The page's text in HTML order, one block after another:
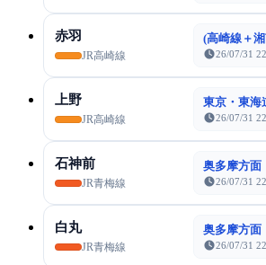
赤羽
JR高崎線
(高崎線＋
26/07/31
上野
JR高崎線
東京・東海
26/07/31
石神前
JR青梅線
奥多摩方面
26/07/31
白丸
JR青梅線
奥多摩方面
26/07/31